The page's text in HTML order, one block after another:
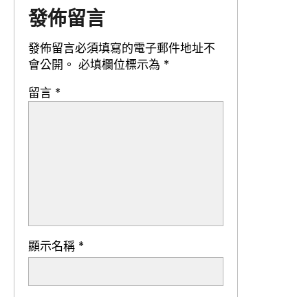
發佈留言
發佈留言必須填寫的電子郵件地址不
會公開。 必填欄位標示為 *
留言 *
顯示名稱 *